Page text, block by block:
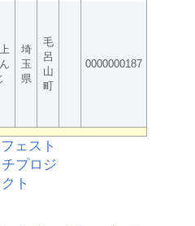
埼
玉
県
毛
呂
山
町
0000000187